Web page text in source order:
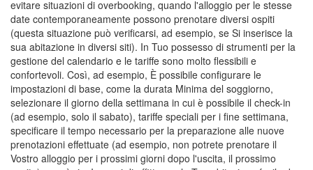
evitare situazioni di overbooking, quando l'alloggio per le stesse
date contemporaneamente possono prenotare diversi ospiti
(questa situazione può verificarsi, ad esempio, se Si inserisce la
sua abitazione in diversi siti). In Tuo possesso di strumenti per la
gestione del calendario e le tariffe sono molto flessibili e
confortevoli. Così, ad esempio, È possibile configurare le
impostazioni di base, come la durata Minima del soggiorno,
selezionare il giorno della settimana in cui è possibile il check-in
(ad esempio, solo il sabato), tariffe speciali per i fine settimana,
specificare il tempo necessario per la preparazione alle nuove
prenotazioni effettuate (ad esempio, non potrete prenotare il
Vostro alloggio per i prossimi giorni dopo l'uscita, il prossimo